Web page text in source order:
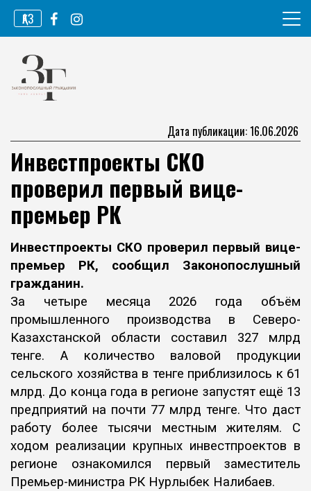
Перейти
содержимому
ҚАЗ
Законопослушный гражданин
Дата публикации: 16.06.2026
Инвестпроекты СКО
проверил первый вице-
премьер РК
Инвестпроекты СКО проверил первый вице-
премьер РК, сообщил Законопослушный
гражданин.
За четыре месяца 2026 года объём
промышленного производства в Северо-
Казахстанской области составил 327 млрд
тенге. А количество валовой продукции
сельского хозяйства в тенге приблизилось к 61
млрд. До конца года в регионе запустят ещё 13
предприятий на почти 77 млрд тенге. Что даст
работу более тысячи местным жителям. С
ходом реализации крупных инвестпроектов в
регионе ознакомился первый заместитель
Премьер-министра РК Нурлыбек Налибаев.